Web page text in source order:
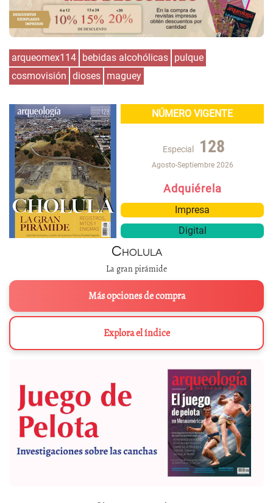
arqueomex114 bebidas alcohólicas pulque
cosmovisión dioses maguey
NÚMERO VIGENTE
Especial 128
Agosto-Septiembre 2026
Adquiérela
Impresa
Digital
Cholula
La gran pirámide
Más opciones de compra
Explora el índice